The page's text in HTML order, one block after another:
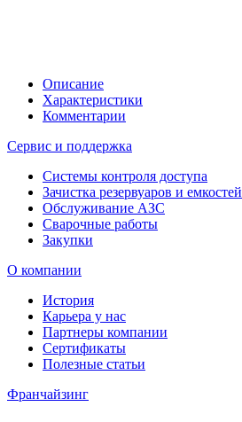
Описание
Характеристики
Комментарии
Сервис и поддержка
Системы контроля доступа
Зачистка резервуаров и емкостей
Обслуживание АЗС
Сварочные работы
Закупки
О компании
История
Карьера у нас
Партнеры компании
Сертификаты
Полезные статьи
Франчайзинг